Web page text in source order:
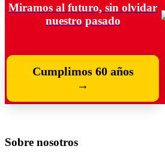
Miramos al futuro, sin olvidar
nuestro pasado
Cumplimos 60 años
→
Sobre nosotros